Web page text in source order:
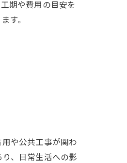
期や費用の目安を
す。
や公共工事が関わ
、日常生活への影